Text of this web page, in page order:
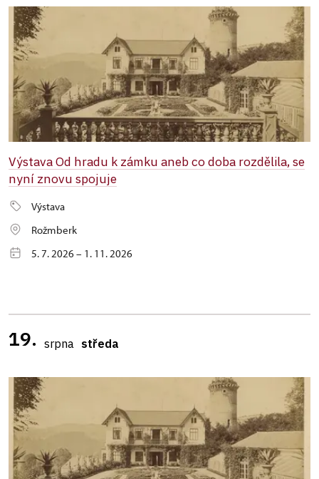
Výstava Od hradu k zámku aneb co doba rozdělila, se
nyní znovu spojuje
Výstava
Rožmberk
5. 7. 2026 – 1. 11. 2026
19. srpna středa